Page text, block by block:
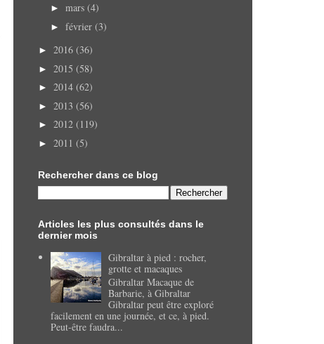
► mars (4)
► février (3)
► 2016 (36)
► 2015 (58)
► 2014 (62)
► 2013 (56)
► 2012 (119)
► 2011 (5)
Rechercher dans ce blog
Articles les plus consultés dans le
dernier mois
Gibraltar à pied : rocher,
grotte et macaques
Gibraltar Macaque de
Barbarie, à Gibraltar
Gibraltar peut être exploré
facilement en une journée, et ce, à pied.
Peut-être faudra...